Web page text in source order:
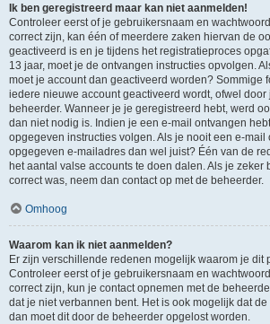
Ik ben geregistreerd maar kan niet aanmelden!
Controleer eerst of je gebruikersnaam en
correct zijn, kan één of meerdere zaken hiervan de
geactiveerd is en je tijdens het registratieproces
13 jaar, moet je de ontvangen instructies opvolgen.
moet je account dan geactiveerd worden? Sommige
iedere nieuwe account geactiveerd wordt, ofwel door
beheerder. Wanneer je je geregistreerd hebt, werd
dan niet nodig is. Indien je een e-mail ontvangen
opgegeven instructies volgen. Als je nooit een e-mail
opgegeven e-mailadres dan wel juist? Één van de
het aantal valse accounts te doen dalen. Als je zeker
correct was, neem dan contact op met de beheerder.
Omhoog
Waarom kan ik niet aanmelden?
Er zijn verschillende redenen mogelijk waarom je dit
Controleer eerst of je gebruikersnaam en
correct zijn, kun je contact opnemen met de
dat je niet verbannen bent. Het is ook mogelijk dat de
dan moet dit door de beheerder opgelost worden.